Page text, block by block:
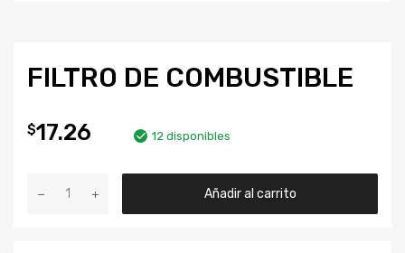
FILTRO DE COMBUSTIBLE
$17.26 12 disponibles
Añadir al carrito